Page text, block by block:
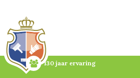
130 jaar ervaring